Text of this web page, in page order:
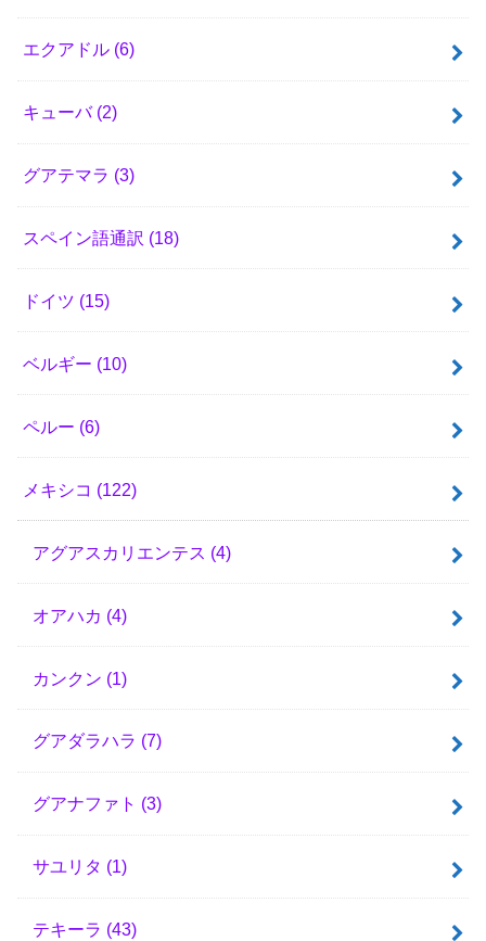
エクアドル (6)
キューバ (2)
グアテマラ (3)
スペイン語通訳 (18)
ドイツ (15)
ベルギー (10)
ペルー (6)
メキシコ (122)
アグアスカリエンテス (4)
オアハカ (4)
カンクン (1)
グアダラハラ (7)
グアナファト (3)
サユリタ (1)
テキーラ (43)